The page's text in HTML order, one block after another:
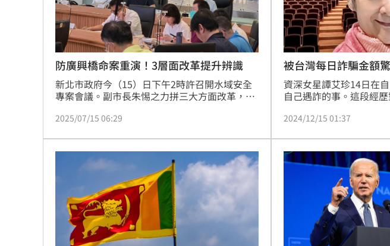
防廣興橋命案重演！3層面改革提升辨識
新北市政府今（15）日下午2時許召開水域安全
專案會議。副市長朱惕之力拼三大方面改革，從
執行力的水域安全治理體系，避免類似新店粗坑
2025/07/15 06:29
被台灣每日詐騙金額
資深女星譚艾珍14日在
自己遇詐的事。這段經
並在臉書上表達了她的自
2024/12/15 01:37